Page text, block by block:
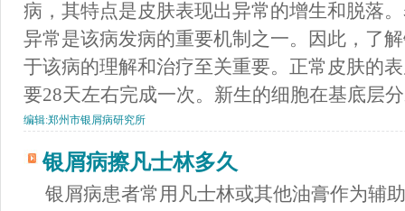
病，其特点是皮肤表现出异常的增生和脱落
异常是该病发病的重要机制之一。因此，了
于该病的理解和治疗至关重要。正常皮肤的
要28天左右完成一次。新生的细胞在基底层
编辑:郑州市银屑病研究所
银屑病擦凡士林多久
银屑病患者常用凡士林或其他油膏作为辅